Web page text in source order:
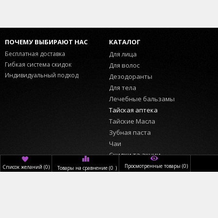
ПОЧЕМУ ВЫБИРАЮТ НАС
Бесплатная доставка
Гибкая система скидок
Индивидуальный подход
КАТАЛОГ
Для лица
Для волос
Дезодоранты
Для тела
Лечебные бальзамы
Тайская аптека
Тайские Масла
Зубная паста
Чаи
Скидки та акции
ИНФОРМАЦИЯ
ПОЛЬЗОВАТЕЛЬ
Список желаний (0) Товары на сравнение (0 ) Просмотренные товары (0)